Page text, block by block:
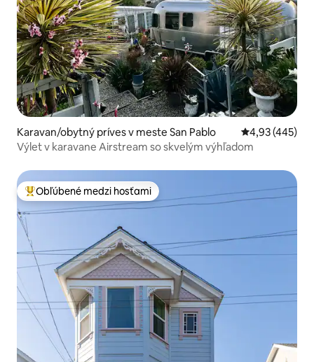
Karavan/obytný príves v meste San Pablo Priemerné
4,93 (445)
Výlet v karavane Airstream so skvelým výhľadom
Najobľúbenejšie medzi hosťami
Obľúbené medzi hosťami